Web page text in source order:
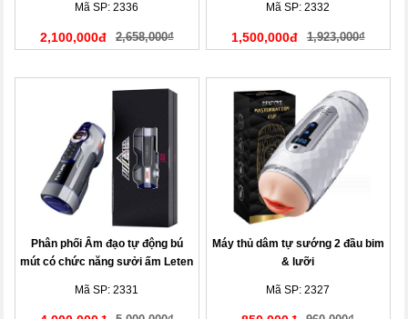
Mã SP: 2336
2,100,000đ 2,658,000₫
Mã SP: 2332
1,500,000đ 1,923,000₫
Phân phối Âm đạo tự động bú
mút có chức năng sưởi ấm Leten
Mã SP: 2331
Máy thủ dâm tự sướng 2 đầu bim
& lưỡi
Mã SP: 2327